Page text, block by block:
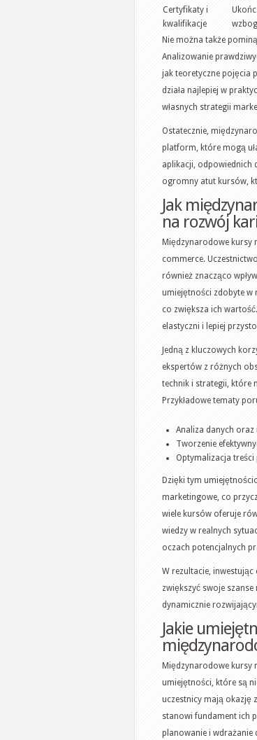
Certyfikaty i
kwalifikacje
Nie można także
Analizowanie
jak teoretyczne pojęcia
działa najlepiej w
własnych strategii
Ostatecznie,
platform, które mogą
aplikacji, odpowiednich
ogromny atut kursów,
Jak
na rozwój
Międzynarodowe kursy
commerce.
również znacząco
umiejętności zdobyte w
co zwiększa ich
elastyczni i lepiej
Jedną z kluczowych
ekspertów z różnych
technik i strategii, które
Przykładowe tematy
Analiza danych
Tworzenie
Optymalizacja treści
Dzięki tym
marketingowe, co
wiele kursów oferuje
wiedzy w realnych
oczach potencjalnych
W rezultacie,
zwiększyć swoje
dynamicznie
Jakie
Międzynarodowe kursy
umiejętności, które są
uczestnicy mają okazję
stanowi fundament ich
planowanie i wdrażanie